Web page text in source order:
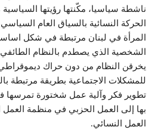
ناشطة سياسيا، مكّنتها رؤيتها
الحركة النسائية بالسياق العام
المرأة في لبنان مرتبطة في شكل
الشخصية الذي يصطدم بالنظام
يخرقن النظام من دون حراك
للمشكلات الاجتماعية بطريقة مرتبطة
تطوير فكر وآلية عمل شختورة تمرسها
بها إلى العمل الحزبي في منظمة
العمل النسائي.